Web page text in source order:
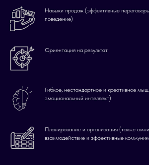
Навыки продаж (эффективные
поведение)
Ориентация на результат
Гибкое, нестандартное и креативное
эмоциональный интеллект)
Планирование и организация (также
взаимодействие и эффективные